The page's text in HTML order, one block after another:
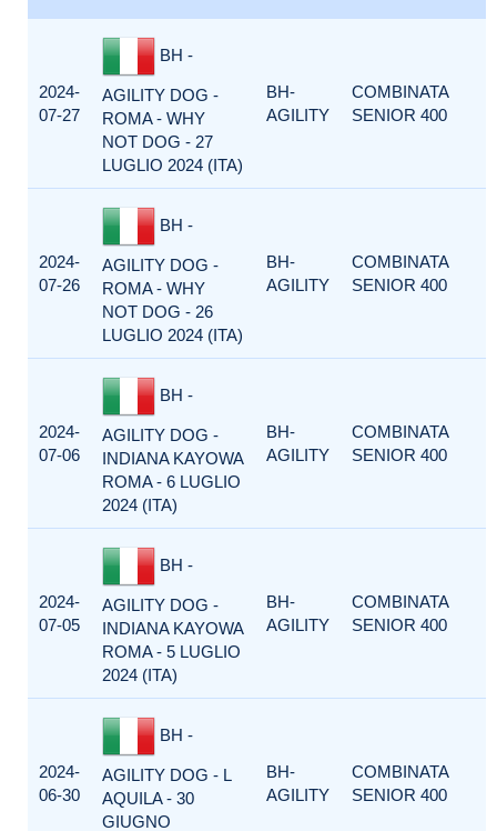
2024-
07-27
BH -
AGILITY DOG -
ROMA - WHY
NOT DOG - 27
LUGLIO 2024 (ITA)
BH-
AGILITY
COMBINATA
SENIOR 400
2024-
07-26
BH -
AGILITY DOG -
ROMA - WHY
NOT DOG - 26
LUGLIO 2024 (ITA)
BH-
AGILITY
COMBINATA
SENIOR 400
2024-
07-06
BH -
AGILITY DOG -
INDIANA KAYOWA
ROMA - 6 LUGLIO
2024 (ITA)
BH-
AGILITY
COMBINATA
SENIOR 400
2024-
07-05
BH -
AGILITY DOG -
INDIANA KAYOWA
ROMA - 5 LUGLIO
2024 (ITA)
BH-
AGILITY
COMBINATA
SENIOR 400
2024-
06-30
BH -
AGILITY DOG - L
AQUILA - 30
GIUGNO
BH-
AGILITY
COMBINATA
SENIOR 400